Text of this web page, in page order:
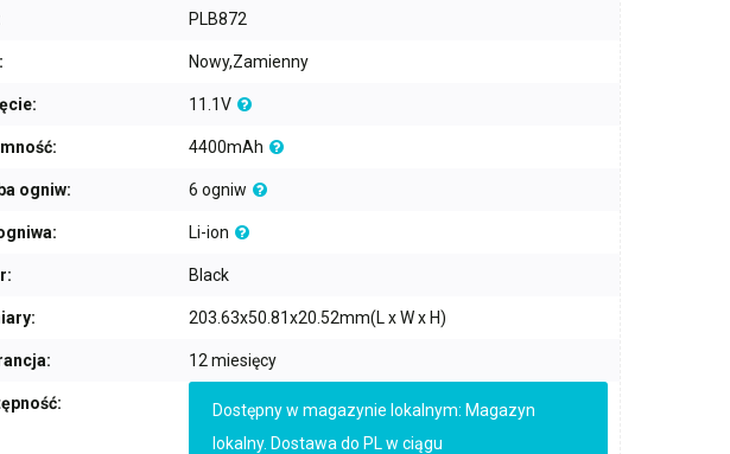
PLB872
Nowy,Zamienny
11.1V
4400mAh
ogniw: 6 ogniw
Li-ion
Black
203.63x50.81x20.52mm(L x W x H)
12 miesięcy
Dostępny w magazynie lokalnym: Magazyn
lokalny. Dostawa do PL w ciągu